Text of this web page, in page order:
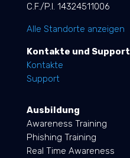
C.F./P.I. 14324511006
Alle Standorte anzeigen
Kontakte und Support
Kontakte
Support
Ausbildung
Awareness Training
Phishing Training
Real Time Awareness